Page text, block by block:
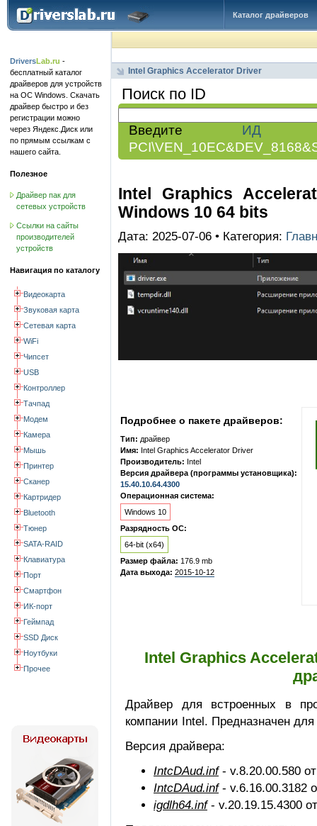
Каталог драйверов
DriversLab.ru -
бесплатный каталог
драйверов для устройств
на ОС Windows. Скачать
драйвер быстро и без
регистрации можно
через Яндекс.Диск или
по прямым ссылкам с
нашего сайта.
Полезное
Драйвер пак для
сетевых устройств
Ссылки на сайты
производителей
устройств
Навигация по каталогу
Видеокарта
Звуковая карта
Сетевая карта
WiFi
Чипсет
USB
Контроллер
Тачпад
Модем
Камера
Мышь
Принтер
Сканер
Картридер
Bluetooth
Тюнер
SATA-RAID
Клавиатура
Порт
Смартфон
ИК-порт
Геймпад
SSD Диск
Ноутбуки
Прочее
Intel Graphics Accelerator Driver
Поиск по ID
Введите ИД
Intel Graphics
Windows 10 64 bits
Дата: 2025-07-06 • Категория:
Подробнее о пакете драйверов:
Тип: драйвер
Имя: Intel Graphics Accelerator Driver
Производитель: Intel
Версия драйвера (программы установщика):
15.40.10.64.4300
Операционная система:
Windows 10
Разрядность ОС:
64-bit (x64)
Размер файла: 176.9 mb
Дата выхода: 2015-10-12
Intel Graphics
Драйвер для встроенных в
компании Intel. Предназначен
Версия драйвера:
IntcDAud.inf- v.8.20.00.580
IntcDAud.inf- v.6.16.00.3182
igdlh64.inf- v.20.19.15.4300